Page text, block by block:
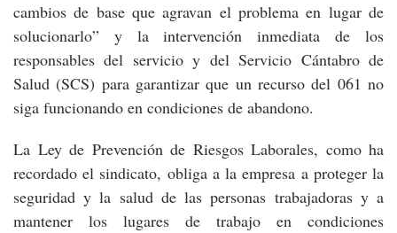
cambios de base que agravan el problema en lugar de
solucionarlo” y la intervención inmediata de los
responsables del servicio y del Servicio Cántabro de
Salud (SCS) para garantizar que un recurso del 061 no
siga funcionando en condiciones de abandono.
La Ley de Prevención de Riesgos Laborales, como ha
recordado el sindicato, obliga a la empresa a proteger la
seguridad y la salud de las personas trabajadoras y a
mantener los lugares de trabajo en condiciones